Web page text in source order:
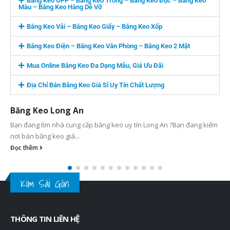
Màu – Băng Keo Hàng Dễ Vỡ
Băng Keo Vải – Băng Keo Giấy – Băng Keo Xốp
Băng Keo Điện – Băng Keo Văn Phòng – Băng Keo 2 Mặt
Mua Online Băng Keo Đa Dạng Mẫu, Giá Ưu Đãi
Địa Chỉ Bán Băng Keo Giá Sỉ Uy Tín Chất Lượng
Băng Keo Long An
Bạn đang tìm nhà cung cấp băng keo uy tín Long An ?Bạn đang kiếm
nơi bán băng keo giá...
Đọc thêm
Kim Sài Gòn
THÔNG TIN LIÊN HỆ